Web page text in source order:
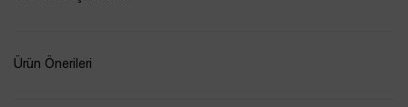
Ürün Önerileri